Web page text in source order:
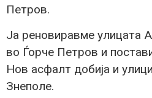
Петров.
Ја реновиравме улицата
во Ѓорче Петров и
Нов асфалт добија и
Знеполе.